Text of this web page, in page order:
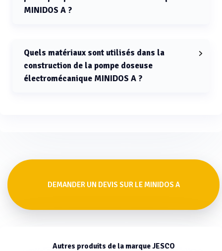
MINIDOS A ?
Quels matériaux sont utilisés dans la
construction de la pompe doseuse
électromécanique MINIDOS A ?
DEMANDER UN DEVIS SUR LE MINIDOS A
Autres produits de la marque JESCO